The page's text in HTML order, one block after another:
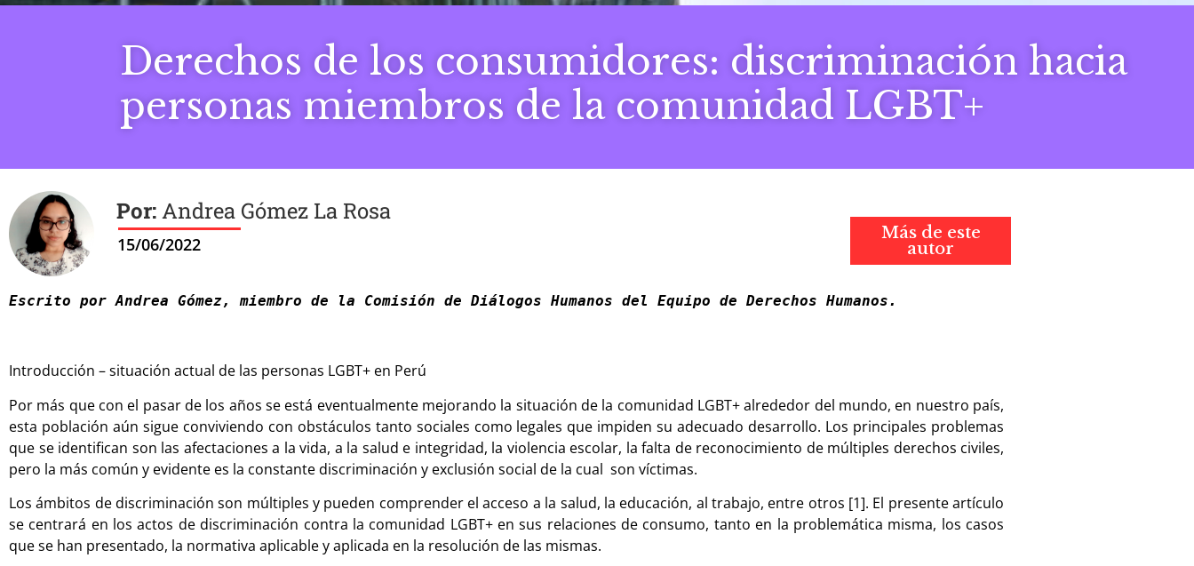
Derechos de los consumidores: discriminación hacia
personas miembros de la comunidad LGBT+
Andrea Gómez La Rosa
Más de este
autor
Escrito por Andrea Gómez, miembro de la Comisión de Diálogos Humanos del Equipo de Derechos Humanos.
Introducción – situación actual de las personas LGBT+ en Perú
Por más que con el pasar de los años se está eventualmente mejorando la situación de la comunidad LGBT+ alrededor del mundo, en nuestro país,
esta población aún sigue conviviendo con obstáculos tanto sociales como legales que impiden su adecuado desarrollo. Los principales problemas
que se identifican son las afectaciones a la vida, a la salud e integridad, la violencia escolar, la falta de reconocimiento de múltiples derechos civiles,
pero la más común y evidente es la constante discriminación y exclusión social de la cual son víctimas.
Los ámbitos de discriminación son múltiples y pueden comprender el acceso a la salud, la educación, al trabajo, entre otros [1]. El presente artículo
se centrará en los actos de discriminación contra la comunidad LGBT+ en sus relaciones de consumo, tanto en la problemática misma, los casos
que se han presentado, la normativa aplicable y aplicada en la resolución de las mismas.
15/06/2022